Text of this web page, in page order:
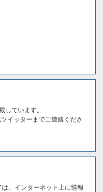
しています。
イッターまでご連絡くださ
、インターネット上に情報